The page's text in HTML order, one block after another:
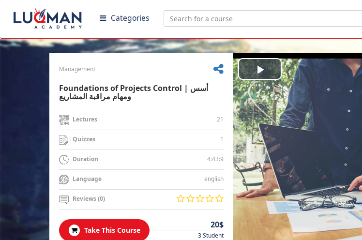
Categories
Management
Foundations of Projects Control | أسس
ومهام مراقبة المشاريع
Lectures 21
Quizzes 1
Duration 4:43:9
Language english
Reviews (0)
Take This Course
20$
3 Student
Play
Video